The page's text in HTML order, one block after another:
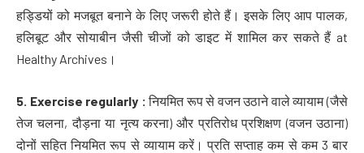
हड्डियों को मजबूत बनाने के लिए जरूरी होते हैं। इसके लिए आप पालक,
हलिबूट और सोयाबीन जैसी चीजों को डाइट में शामिल कर सकते हैं at
Healthy Archives।
5. Exercise regularly :नियमित रूप से वजन उठाने वाले व्यायाम (जैसे
तेज चलना, दौड़ना या नृत्य करना) और प्रतिरोध प्रशिक्षण (वजन उठाना)
दोनों सहित नियमित रूप से व्यायाम करें। प्रति सप्ताह कम से कम 3 बार